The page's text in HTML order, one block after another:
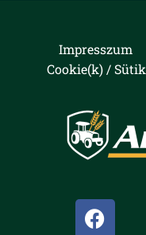
Impresszum
Cookie(k) / Sütik